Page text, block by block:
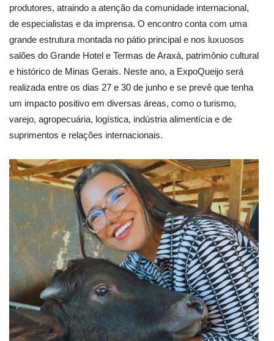
produtores, atraindo a atenção da comunidade internacional,
de especialistas e da imprensa. O encontro conta com uma
grande estrutura montada no pátio principal e nos luxuosos
salões do Grande Hotel e Termas de Araxá, patrimônio cultural
e histórico de Minas Gerais. Neste ano, a ExpoQueijo será
realizada entre os dias 27 e 30 de junho e se prevê que tenha
um impacto positivo em diversas áreas, como o turismo,
varejo, agropecuária, logística, indústria alimentícia e de
suprimentos e relações internacionais.